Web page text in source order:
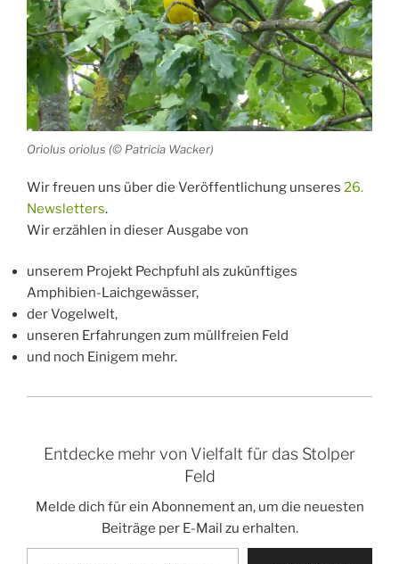
Oriolus oriolus (© Patricia Wacker)
Wir freuen uns über die Veröffentlichung unseres 26.
Newsletters.
Wir erzählen in dieser Ausgabe von
unserem Projekt Pechpfuhl als zukünftiges
Amphibien-Laichgewässer,
der Vogelwelt,
unseren Erfahrungen zum müllfreien Feld
und noch Einigem mehr.
Entdecke mehr von Vielfalt für das Stolper
Feld
Melde dich für ein Abonnement an, um die neuesten
Beiträge per E-Mail zu erhalten.
Gib deine E-Mail-Adresse ein ...